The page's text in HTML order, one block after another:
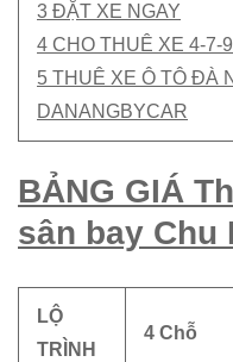
3 ĐẶT XE NGAY
4 CHO THUÊ XE 4-7-
5 THUÊ XE Ô TÔ ĐÀ
DANANGBYCAR
BẢNG GIÁ
sân bay Chu
LỘ
TRÌNH
4 Chỗ